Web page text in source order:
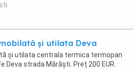
și utilata Deva
și utilata centrala termica termopan
strada Mărăști. Preț 200 EUR.